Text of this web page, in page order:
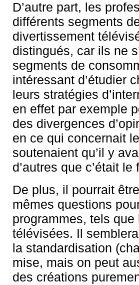
D’autre part, les
différents segments
divertissement
distingués, car ils ne
segments de
intéressant d’étudier
leurs stratégies
en effet par exemple
des divergences
en ce qui concernait
soutenaient qu’il y
d’autres que c’était
De plus, il pourrait
mêmes questions
programmes, tels
télévisées. Il
la standardisation
mise, mais on peut
des créations